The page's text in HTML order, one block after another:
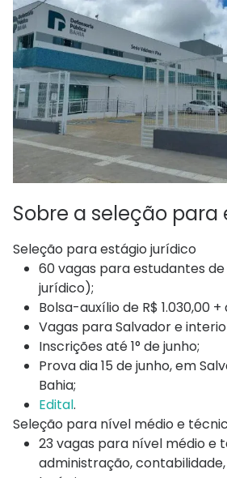
Sobre a seleção para
Seleção para estágio jurídico
60 vagas para estudantes
jurídico);
Bolsa-auxílio de R$ 1.030,00
Vagas para Salvador e
Inscrições até 1° de junho;
Prova dia 15 de junho, em
Bahia;
Edital.
Seleção para nível médio e
23 vagas para nível médio e
administração,